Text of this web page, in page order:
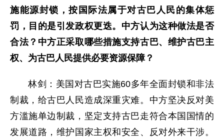
施能源封锁，按国际法属于对古巴人民的集体惩
罚，目的是引发政权更迭。中方认为这种做法是否
合法？中方正采取哪些措施支持古巴、维护古巴主
权、为古巴人民提供必要资源保障？
林剑：美国对古巴实施60多年全面封锁和非法
制裁，给古巴人民造成深重灾难。中方坚决反对美
方滥施单边制裁，坚定支持古巴走符合本国国情的
发展道路，维护国家主权和安全、反对外来干涉。